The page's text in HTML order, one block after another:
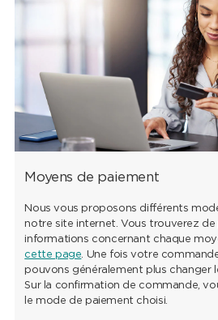
cliquer sur le bouton “Passer la
ensuite une confirmation de
Moyens de paiement
Nous vous proposons différents
notre site internet. Vous trouverez de
informations concernant chaque
cette page. Une fois votre
pouvons généralement plus changer
Sur la confirmation de commande,
le mode de paiement choisi.